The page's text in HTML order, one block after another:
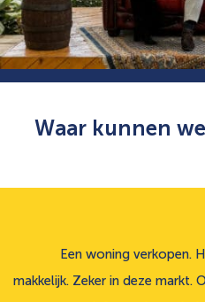
Waar kunnen
Een woning verkopen.
makkelijk. Zeker in deze markt.